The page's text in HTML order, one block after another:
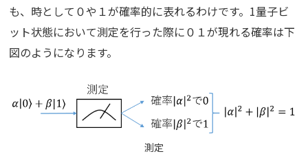
も、時として０や１が確率的に表れるわけです。1量子ビ
ット状態において測定を行った際に０１が現れる確率は下
図のようになります。
測定